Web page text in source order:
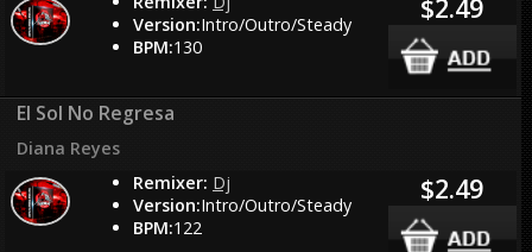
Version:Intro/Outro/Steady
BPM:130
$2.49
El Sol No Regresa
Diana Reyes
Remixer: Dj
Version:Intro/Outro/Steady
BPM:122
$2.49